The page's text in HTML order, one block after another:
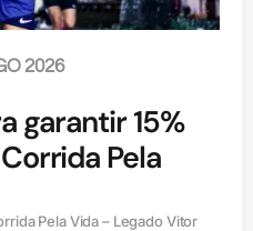
2026
garantir 15%
Pela
Pela Vida – Legado Vitor